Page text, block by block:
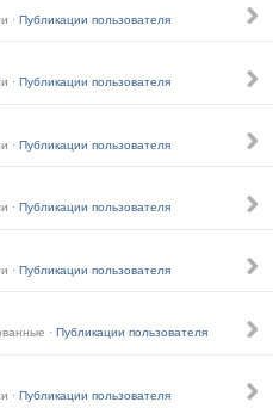
· Публикации пользователя
· Публикации пользователя
· Публикации пользователя
· Публикации пользователя
· Публикации пользователя
· Публикации пользователя
· Публикации пользователя